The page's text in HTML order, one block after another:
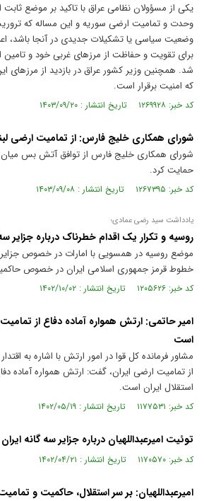
یکی از مسؤولان نظامی عراق با تاکید بر موضع
وحدت و تمامیت ارضی سوریه و این مساله که
وضعیت سیاسی یا تشکیلات جدیدی در آنجا باشد،
برای تقویت و حفاظت از مرزهای غربی خود و تامین
شد. همچنین وزیر کشور عراق در بازدید از مرزهای
که امنیت برقرار است.
کد خبر: ۱۲۶۹۹۲۸ تاریخ انتشار : ۱۴۰۳/۰۹/۲۰
شورای همکاری خلیج فارس: از تمامیت ارضی
شورای همکاری خلیج فارس از توافق آتش بس میان
حمایت کرد.
کد خبر: ۱۲۶۷۳۹۵ تاریخ انتشار : ۱۴۰۳/۰۹/۰۸
یادداشت سید رضی عمادی؛
روسیه و تکرار یک اقدام خطرناک درباره جزایر
موضع روسیه در همسویی با امارات در خصوص جزایر
خطوط قرمز جمهوری اسلامی ایران در خصوص
کد خبر: ۱۲۰۵۶۲۶ تاریخ انتشار : ۱۴۰۲/۱۰/۰۲
امیر حاتمی: ارتش همواره آماده دفاع از
است
مشاور فرمانده کل قوا در امور ارتش با اشاره به
از تمامیت ارضی ایران، گفت: ارتش همواره آماده
استقلال ایران است.
کد خبر: ۱۱۷۷۵۳۱ تاریخ انتشار : ۱۴۰۲/۰۵/۱۹
توئیت امیرعبداللهیان درباره جزایر سه گانه ایران
کد خبر: ۱۱۷۰۵۷۰ تاریخ انتشار : ۱۴۰۲/۰۴/۲۱
امیرعبداللهیان: بر سر استقلال، حاکمیت و